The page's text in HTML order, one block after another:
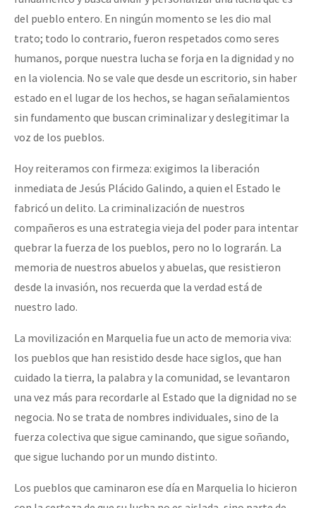
del pueblo entero. En ningún momento se les dio mal
trato; todo lo contrario, fueron respetados como seres
humanos, porque nuestra lucha se forja en la dignidad y no
en la violencia. No se vale que desde un escritorio, sin haber
estado en el lugar de los hechos, se hagan señalamientos
sin fundamento que buscan criminalizar y deslegitimar la
voz de los pueblos.
Hoy reiteramos con firmeza: exigimos la liberación
inmediata de Jesús Plácido Galindo, a quien el Estado le
fabricó un delito. La criminalización de nuestros
compañeros es una estrategia vieja del poder para intentar
quebrar la fuerza de los pueblos, pero no lo lograrán. La
memoria de nuestros abuelos y abuelas, que resistieron
desde la invasión, nos recuerda que la verdad está de
nuestro lado.
La movilización en Marquelia fue un acto de memoria viva:
los pueblos que han resistido desde hace siglos, que han
cuidado la tierra, la palabra y la comunidad, se levantaron
una vez más para recordarle al Estado que la dignidad no se
negocia. No se trata de nombres individuales, sino de la
fuerza colectiva que sigue caminando, que sigue soñando,
que sigue luchando por un mundo distinto.
Los pueblos que caminaron ese día en Marquelia lo hicieron